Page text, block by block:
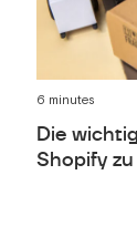
6 minutes
Die
Shopify